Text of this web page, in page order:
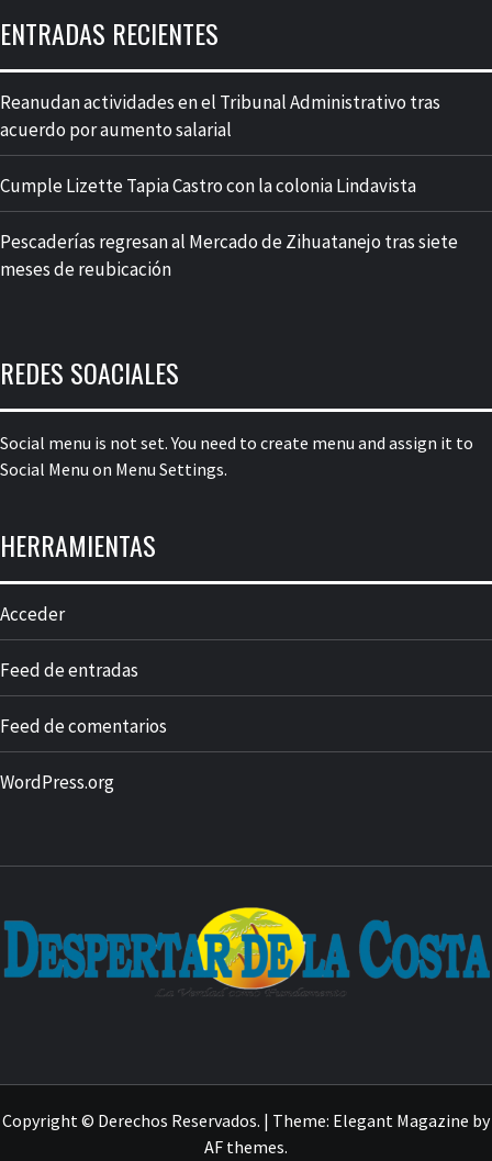
ENTRADAS RECIENTES
Reanudan actividades en el Tribunal Administrativo tras
acuerdo por aumento salarial
Cumple Lizette Tapia Castro con la colonia Lindavista
Pescaderías regresan al Mercado de Zihuatanejo tras siete
meses de reubicación
REDES SOACIALES
Social menu is not set. You need to create menu and assign it to
Social Menu on Menu Settings.
HERRAMIENTAS
Acceder
Feed de entradas
Feed de comentarios
WordPress.org
Copyright © Derechos Reservados. | Theme: Elegant Magazine by
AF themes.